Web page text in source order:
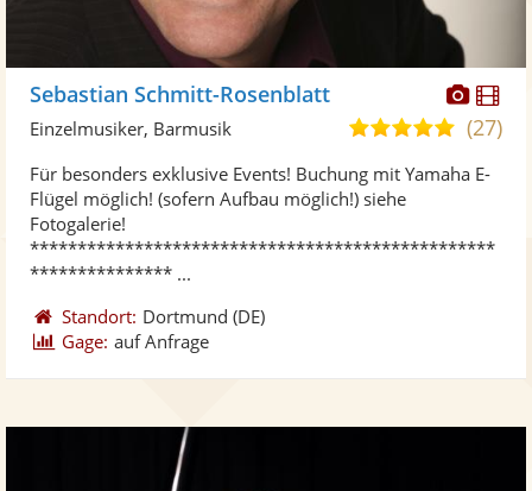
Fotos
Sebastian Schmitt-Rosenblatt
5,0
5
(27)
Einzelmusiker, Barmusik
Für besonders exklusive Events! Buchung mit Yamaha E-
Flügel möglich! (sofern Aufbau möglich!) siehe
Fotogalerie!
*************************************************
*************** ...
Standort: Dortmund (DE)
Gage: auf Anfrage